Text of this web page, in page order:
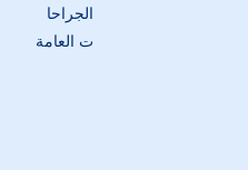
الجراحا
ت العامة